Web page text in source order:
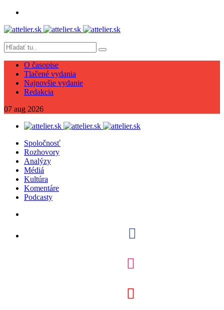
O časopise
Tlačené vydania
Najnovšie vydanie
Redakcia
07 aug 2026
Spoločnosť
Rozhovory
Analýzy
Médiá
Kultúra
Komentáre
Podcasty